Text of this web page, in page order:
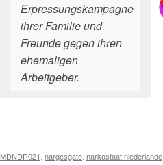
Erpressungskampagne
ihrer Familie und
Freunde gegen ihren
ehemaligen
Arbeitgeber.
MDNDR021 nargesgate narkostaat niederlande